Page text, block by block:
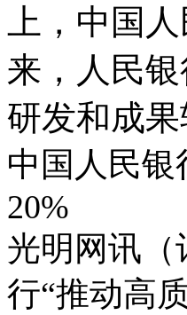
上，中国
来，人民
研发和成果
中国人民
20%
光明网讯（
行“推动高